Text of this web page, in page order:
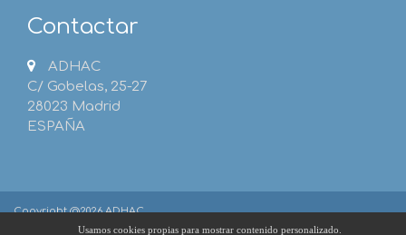
Contactar
ADHAC
C/ Gobelas, 25-27
28023 Madrid
ESPAÑA
Copyright @2026 ADHAC
Usamos cookies propias para mostrar contenido personalizado.